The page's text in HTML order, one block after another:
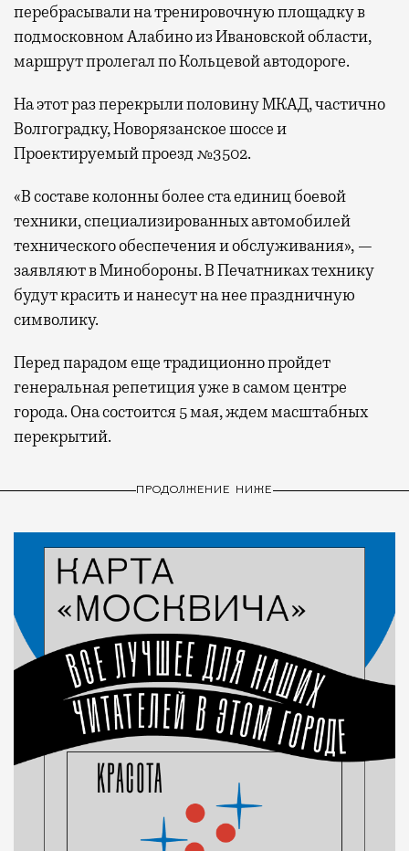
перебрасывали на тренировочную площадку в
подмосковном Алабино из Ивановской области,
маршрут пролегал по Кольцевой автодороге.
На этот раз перекрыли половину МКАД, частично
Волгоградку, Новорязанское шоссе и
Проектируемый проезд №3502.
«В составе колонны более ста единиц боевой
техники, специализированных автомобилей
технического обеспечения и обслуживания», —
заявляют в Минобороны. В Печатниках технику
будут красить и нанесут на нее праздничную
символику.
Перед парадом еще традиционно пройдет
генеральная репетиция уже в самом центре
города. Она состоится 5 мая, ждем масштабных
перекрытий.
ПРОДОЛЖЕНИЕ НИЖЕ